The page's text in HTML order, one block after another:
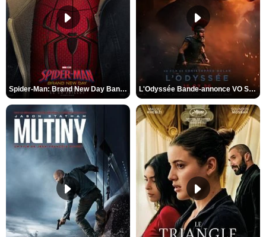
Spider-Man: Brand New Day Bande-annonce VO STFR L'Odyssée Bande-annonce VO STFR